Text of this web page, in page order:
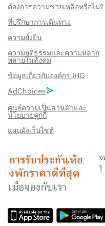
ต้องการความช่วยเหลือหรือไม่?
ที่ปรึกษาการเดินทาง
ความยั่งยืน
ความยุติธรรมและความหลาก
หลายในสังคม
ข้อมูลเกี่ยวกับองค์กร IHG
AdChoices
ศูนย์ความเป็นส่วนตัวและ
นโยบายคุกกี้
แผนผังเว็บไซต์
สิทธิประโชน์เมื่อจ
การรับประกันห้องพัก
เราสัญญาว่าคุณจะไ
ออนไลน์ มิฉะนั้น เรา
กว่า พร้อมให้คะแนน
รับประกันการจองทา
รับประกันห้องพักของ
เราไม่คิดค่าธรรมเนีย
โดยตรงกับเรา